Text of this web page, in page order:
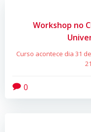
Workshop no
Curso acontece dia 31
0